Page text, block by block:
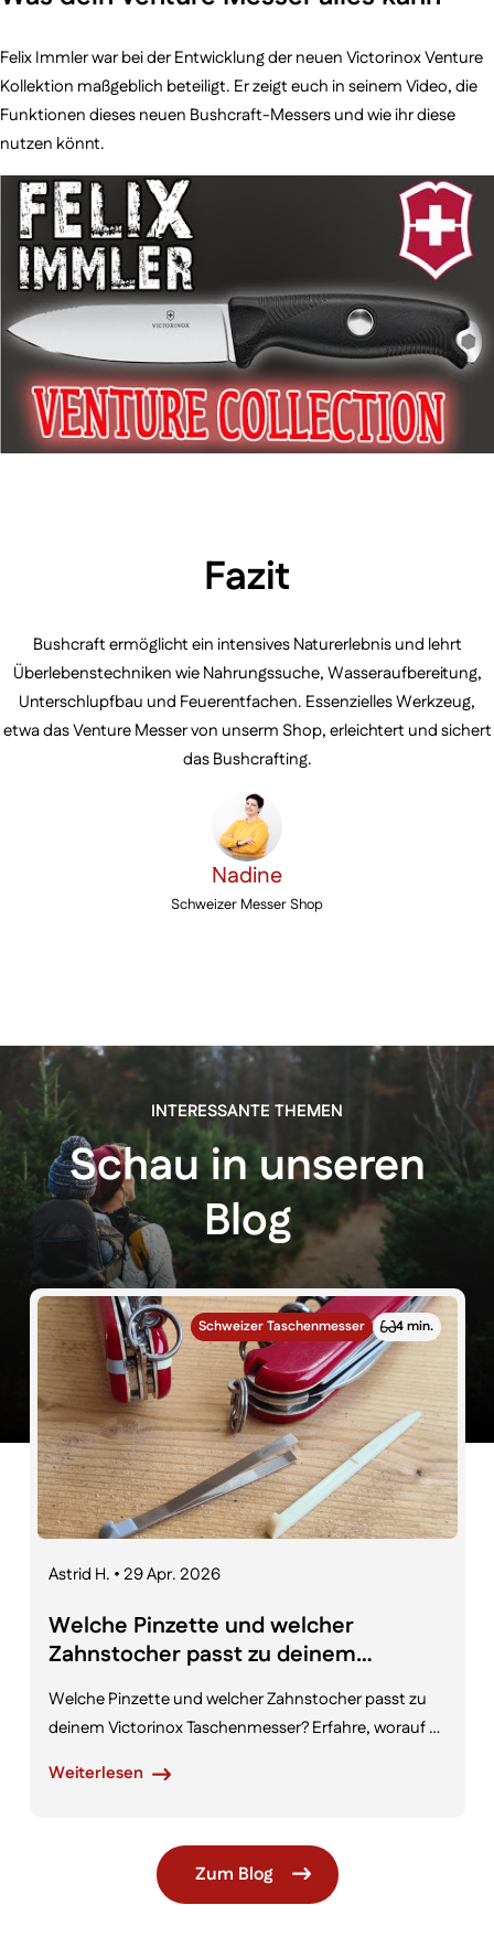
Felix Immler war bei der Entwicklung der neuen Victorinox Venture
Kollektion maßgeblich beteiligt. Er zeigt euch in seinem Video, die
Funktionen dieses neuen Bushcraft-Messers und wie ihr diese
nutzen könnt.
Fazit
Bushcraft ermöglicht ein intensives Naturerlebnis und lehrt
Überlebenstechniken wie Nahrungssuche, Wasseraufbereitung,
Unterschlupfbau und Feuerentfachen. Essenzielles Werkzeug,
etwa das Venture Messer von unserm Shop, erleichtert und sichert
das Bushcrafting.
Nadine
Schweizer Messer Shop
INTERESSANTE THEMEN
Schau in unseren
Blog
Schweizer Taschenmesser 4 min.
Astrid H. • 29 Apr. 2026
Welche Pinzette und welcher
Zahnstocher passt zu deinem
Welche Pinzette und welcher Zahnstocher passt zu
deinem Victorinox Taschenmesser? Erfahre, worauf es
sondern die Form entscheidend ist.
Weiterlesen
Zum Blog